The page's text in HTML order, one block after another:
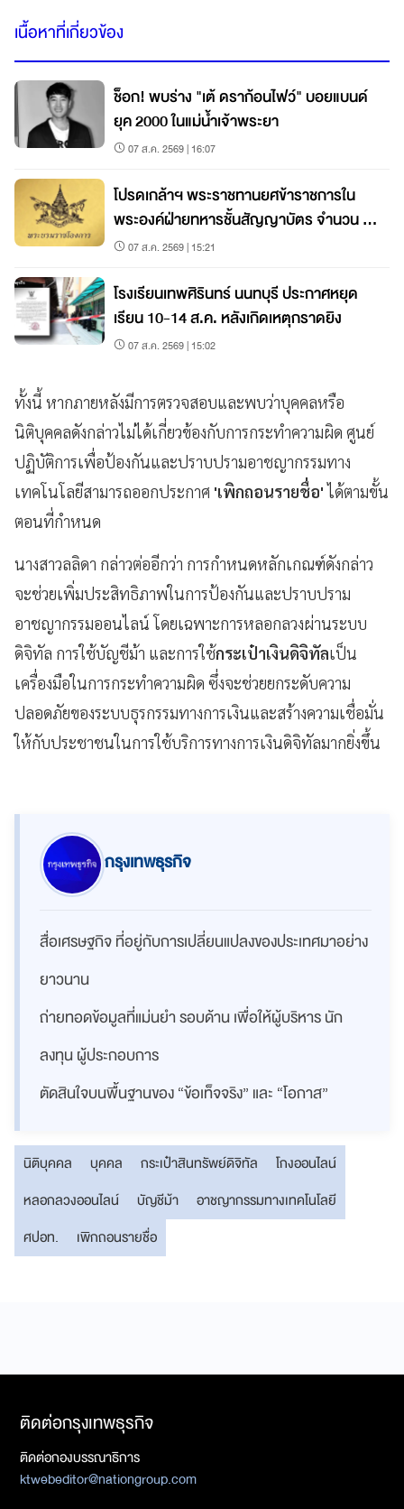
เนื้อหาที่เกี่ยวข้อง
ช็อก! พบร่าง "เต้ ดราก้อนไฟว์" บอยแบนด์
ยุค 2000 ในแม่น้ำเจ้าพระยา
07 ส.ค. 2569 | 16:07
โปรดเกล้าฯ พระราชทานยศข้าราชการใน
พระองค์ฝ่ายทหารชั้นสัญญาบัตร จำนวน 19
นาย07 ส.ค. 2569 | 15:21
โรงเรียนเทพศิรินทร์ นนทบุรี ประกาศหยุด
เรียน 10-14 ส.ค. หลังเกิดเหตุกราดยิง
07 ส.ค. 2569 | 15:02
ทั้งนี้ หากภายหลังมีการตรวจสอบและพบว่าบุคคลหรือ
นิติบุคคลดังกล่าวไม่ได้เกี่ยวข้องกับการกระทำความผิด ศูนย์
ปฏิบัติการเพื่อป้องกันและปราบปรามอาชญากรรมทาง
เทคโนโลยีสามารถออกประกาศ 'เพิกถอนรายชื่อ'ได้ตามขั้น
ตอนที่กำหนด
นางสาวลลิดา กล่าวต่ออีกว่า การกำหนดหลักเกณฑ์ดังกล่าว
จะช่วยเพิ่มประสิทธิภาพในการป้องกันและปราบปราม
อาชญากรรมออนไลน์ โดยเฉพาะการหลอกลวงผ่านระบบ
ดิจิทัล การใช้บัญชีม้า และการใช้กระเป๋าเงินดิจิทัลเป็น
เครื่องมือในการกระทำความผิด ซึ่งจะช่วยยกระดับความ
ปลอดภัยของระบบธุรกรรมทางการเงินและสร้างความเชื่อมั่น
ให้กับประชาชนในการใช้บริการทางการเงินดิจิทัลมากยิ่งขึ้น
กรุงเทพธุรกิจ
สื่อเศรษฐกิจ ที่อยู่กับการเปลี่ยนแปลงของประเทศมาอย่าง
ยาวนาน
ถ่ายทอดข้อมูลที่แม่นยำ รอบด้าน เพื่อให้ผู้บริหาร นัก
ลงทุน ผู้ประกอบการ
ตัดสินใจบนพื้นฐานของ “ข้อเท็จจริง” และ “โอกาส”
นิติบุคคล บุคคล กระเป๋าสินทรัพย์ดิจิทัล
โกงออนไลน์
หลอกลวงออนไลน์
บัญชีม้า
อาชญากรรมทางเทคโนโลยี
ศปอท.
เพิกถอนรายชื่อ
ติดต่อกรุงเทพธุรกิจ
ติดต่อกองบรรณาธิการ
ktwebeditor@nationgroup.com